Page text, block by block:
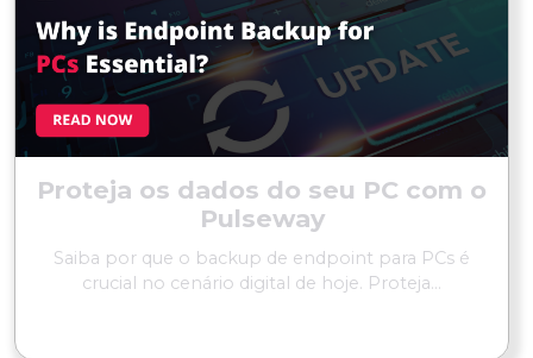
Proteja os dados do seu PC com o
Pulseway
Saiba por que o backup de endpoint para PCs é
crucial no cenário digital de hoje. Proteja...